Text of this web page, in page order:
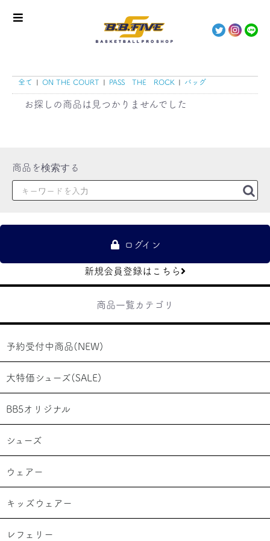
ログイン
新規会員登録はこちら
商品一覧カテゴリ
予約受付中商品(NEW)
大特価シューズ(SALE)
BB5オリジナル
シューズ
ウェアー
キッズウェアー
レフェリー
全て | ON THE COURT | PASS THE ROCK | バッグ
お探しの商品は見つかりませんでした